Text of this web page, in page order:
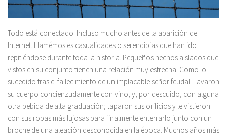
Todo está conectado. Incluso mucho antes de la aparición de
Internet. Llamémosles casualidades o serendipias que han ido
repitiéndose durante toda la historia. Pequeños hechos aislados que
vistos en su conjunto tienen una relación muy estrecha. Como lo
sucedido tras el fallecimiento de un implacable señor feudal. Lavaron
su cuerpo concienzudamente con vino, y, por descuido, con alguna
otra bebida de alta graduación; taparon sus orificios y le vistieron
con sus ropas más lujosas para finalmente enterrarlo junto con un
broche de una aleación desconocida en la época. Muchos años más